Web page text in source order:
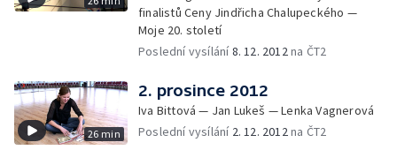
finalistů Ceny Jindřicha Chalupeckého —
Moje 20. století
Poslední vysílání8. 12. 2012na ČT2
26 min
2. prosince 2012
Iva Bittová — Jan Lukeš — Lenka Vagnerová
Poslední vysílání 2. 12. 2012na ČT2